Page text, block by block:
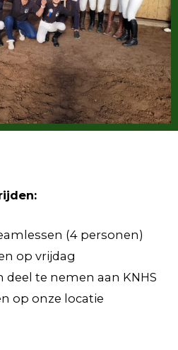
(4 personen)
op vrijdag
te nemen aan KNHS
op onze locatie